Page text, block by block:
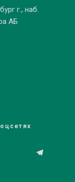
г., наб.
АБ